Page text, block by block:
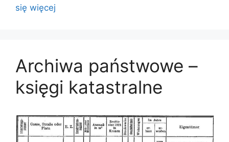
się więcej
Archiwa państwowe –
księgi katastralne